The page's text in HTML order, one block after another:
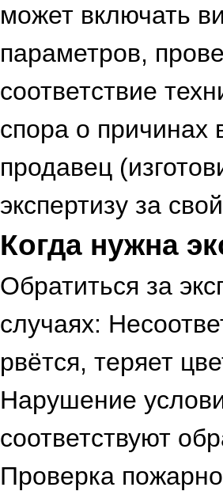
может включать
параметров,
соответствие
спора о причинах
продавец
экспертизу за
Когда нужна
Обратиться за
случаях:
рвётся, теряет
Нарушение
соответствуют
Проверка